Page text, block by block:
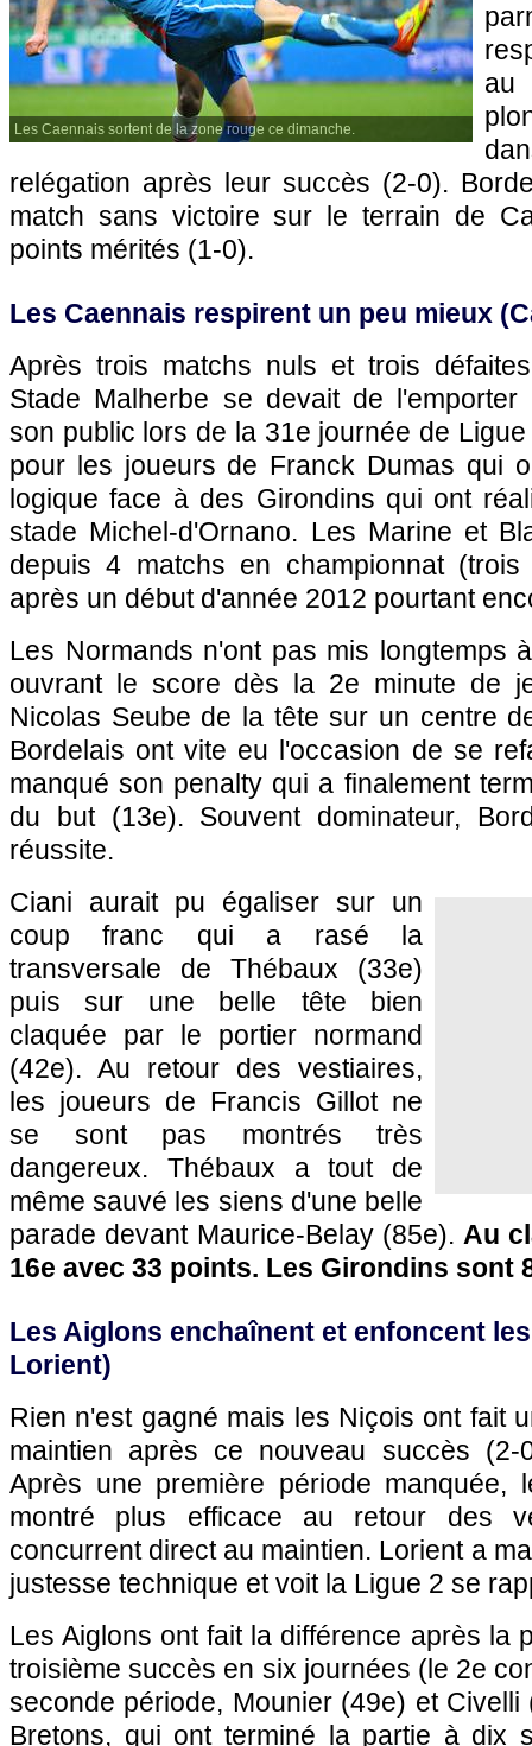
Les Caennais sortent de la zone rouge ce dimanche.
au
relégation après leur succès (2-0).
match sans victoire sur le terrain de
points mérités (1-0).
Les Caennais respirent un peu mieux
Après trois matchs nuls et trois
Stade Malherbe se devait de
son public lors de la 31e journée de
pour les joueurs de Franck Dumas qui
logique face à des Girondins qui ont
stade Michel-d'Ornano. Les Marine et
depuis 4 matchs en championnat
après un début d'année 2012 pourtant
Les Normands n'ont pas mis longtemps
ouvrant le score dès la 2e minute de
Nicolas Seube de la tête sur un centre
Bordelais ont vite eu l'occasion de se
manqué son penalty qui a finalement
du but (13e). Souvent dominateur,
réussite.
Ciani aurait pu égaliser sur un
coup franc qui a rasé la
transversale de Thébaux (33e)
puis sur une belle tête bien
claquée par le portier normand
(42e). Au retour des vestiaires,
les joueurs de Francis Gillot ne
se sont pas montrés très
dangereux. Thébaux a tout de
même sauvé les siens d'une belle
parade devant Maurice-Belay (85e). Au
16e avec 33 points. Les Girondins sont
Les Aiglons enchaînent et enfoncent
Lorient)
Rien n'est gagné mais les Niçois ont fait
maintien après ce nouveau succès
Après une première période manquée,
montré plus efficace au retour des
concurrent direct au maintien. Lorient a
justesse technique et voit la Ligue 2 se
Les Aiglons ont fait la différence après la
troisième succès en six journées (le 2e
seconde période, Mounier (49e) et
Bretons, qui ont terminé la partie à dix